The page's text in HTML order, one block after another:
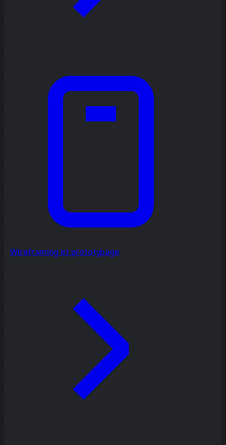
Wireframing et prototypage